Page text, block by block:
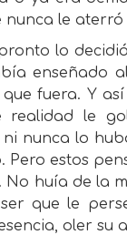
nunca le aterró
lo
enseñado
fuera. Y
realidad le
nunca lo
Pero estos
huía de la
que le
oler su